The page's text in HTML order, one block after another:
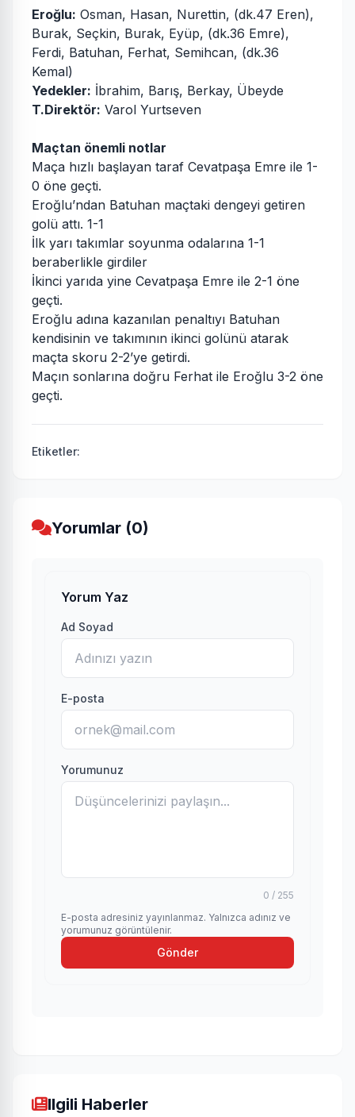
Eroğlu: Osman, Hasan, Nurettin, (dk.47 Eren),
Burak, Seçkin, Burak, Eyüp, (dk.36 Emre),
Ferdi, Batuhan, Ferhat, Semihcan, (dk.36
Kemal)
Yedekler: İbrahim, Barış, Berkay, Übeyde
T.Direktör: Varol Yurtseven
Maçtan önemli notlar
Maça hızlı başlayan taraf Cevatpaşa Emre ile 1-
0 öne geçti.
Eroğlu’ndan Batuhan maçtaki dengeyi getiren
golü attı. 1-1
İlk yarı takımlar soyunma odalarına 1-1
beraberlikle girdiler
İkinci yarıda yine Cevatpaşa Emre ile 2-1 öne
geçti.
Eroğlu adına kazanılan penaltıyı Batuhan
kendisinin ve takımının ikinci golünü atarak
maçta skoru 2-2’ye getirdi.
Maçın sonlarına doğru Ferhat ile Eroğlu 3-2 öne
geçti.
Etiketler:
Yorumlar (0)
Yorum Yaz
Ad Soyad
E-posta
Yorumunuz
0 / 255
E-posta adresiniz yayınlanmaz. Yalnızca adınız ve
yorumunuz görüntülenir.
Gönder
Ilgili Haberler